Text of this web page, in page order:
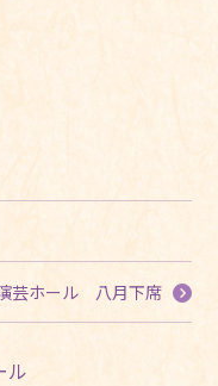
芸ホール 八月下席
ル